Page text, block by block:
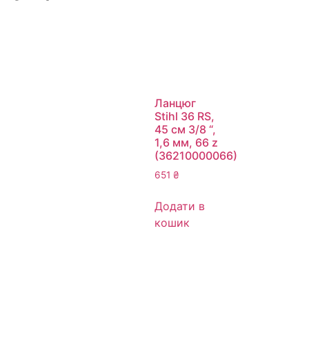
Ланцюг
Stihl 36 RS,
45 см 3/8 “,
1,6 мм, 66 z
(36210000066)
651 ₴
Додати в
кошик